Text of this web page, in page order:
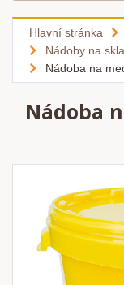
Hlavní stránka
Nádoby na
Nádoba na
Nádoba